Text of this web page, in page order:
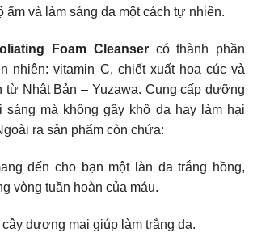
ẩm và làm sáng da một cách tự nhiên.
Foam Cleansercó thành phần
nhiên: vitamin C, chiết xuất hoa cúc và
từ Nhật Bản – Yuzawa. Cung cấp dưỡng
mà không gây khô da hay làm hại
ra sản phẩm còn chứa:
đến cho bạn một làn da trắng hồng,
vòng tuần hoàn của máu.
dương mai giúp làm trắng da.